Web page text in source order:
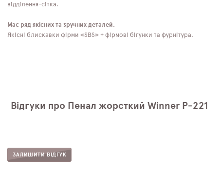
відділення-сітка.
Має ряд якісних та зручних деталей.
Якісні блискавки фірми «SBS» + фірмові бігунки та фурнітура.
Відгуки про Пенал жорсткий Winner P-221
ЗАЛИШИТИ ВІДГУК